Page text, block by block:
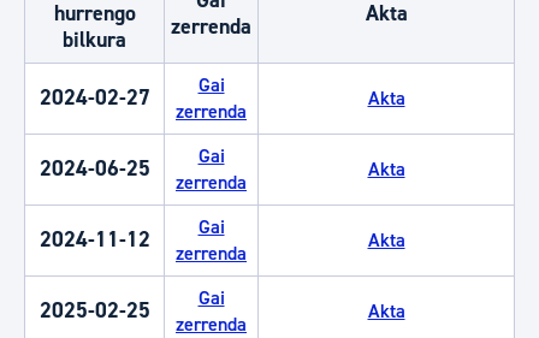
hurrengo
bilkura
zerrenda
Akta
2024-02-27
Gai
zerrenda
Akta
2024-06-25
Gai
zerrenda
Akta
2024-11-12
Gai
zerrenda
Akta
2025-02-25
Gai
zerrenda
Akta